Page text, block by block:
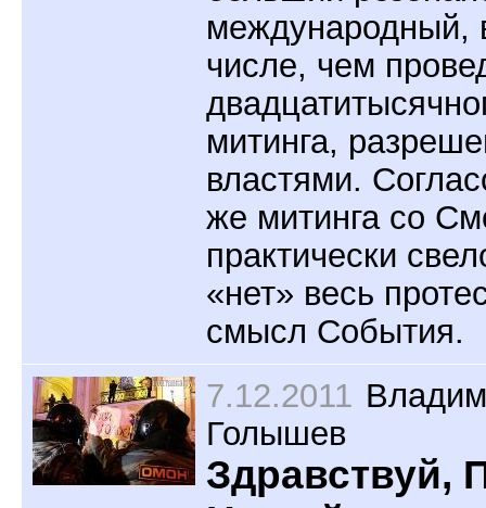
международный,
числе, чем
митинга,
властями.
же митинга со
практически
«нет» весь
смысл События.
7.12.2011
Голышев
Здравствуй,